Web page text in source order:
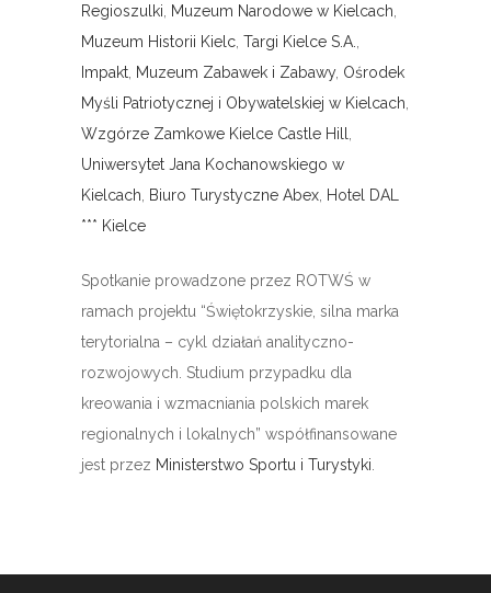
Regioszulki
Muzeum Narodowe w Kielcach
Muzeum Historii Kielc Targi Kielce S.A.
Impakt Muzeum Zabawek i Zabawy, Ośrodek
Myśli Patriotycznej i Obywatelskiej w Kielcach
Wzgórze Zamkowe Kielce Castle Hill
Uniwersytet Jana Kochanowskiego w
Kielcach
Biuro Turystyczne Abex Hotel DAL
*** Kielce
Spotkanie prowadzone przez ROTWŚ w
ramach projektu “Świętokrzyskie, silna marka
terytorialna – cykl działań analityczno-
rozwojowych. Studium przypadku dla
kreowania i wzmacniania polskich marek
regionalnych i lokalnych” współfinansowane
jest przez Ministerstwo Sportu i Turystyki